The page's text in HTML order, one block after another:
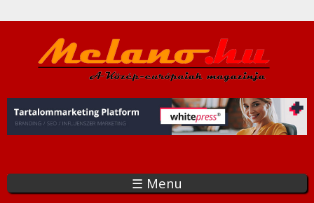
a
tartalomra
☰ Menu